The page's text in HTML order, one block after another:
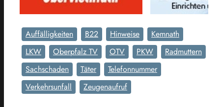
Auffälligkeiten B22 Hinweise
Kemnath
LKW
Oberpfalz TV OTV PKW
Radmuttern
Sachschaden
Täter
Telefonnummer
Verkehrsunfall
Zeugenaufruf